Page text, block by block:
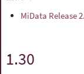
MiData Release
1.30